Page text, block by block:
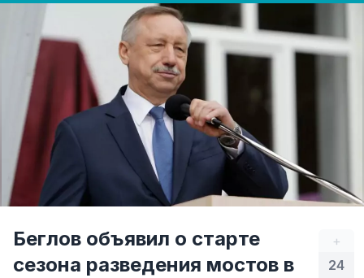
+
24
Беглов объявил о старте
сезона разведения мостов в